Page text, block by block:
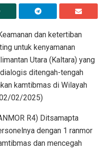
dan ketertiban
untuk kenyamanan
Utara (Kaltara) yang
ditengah-tengah
kamtibmas di Wilayah
02/2025)
R4) Ditsamapta
dengan 1 ranmor
dan mencegah